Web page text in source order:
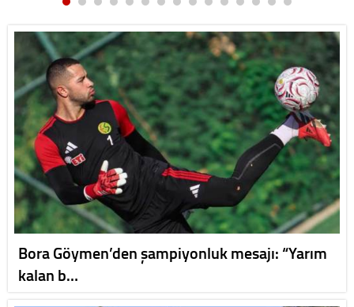
Bora Göymen’den şampiyonluk mesajı: “Yarım
kalan b…